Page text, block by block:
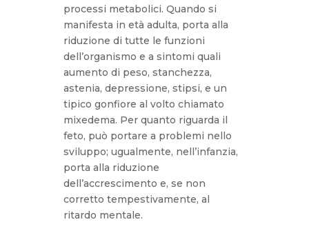
processi metabolici. Quando si
manifesta in età adulta, porta alla
riduzione di tutte le funzioni
dell’organismo e a sintomi quali
aumento di peso, stanchezza,
astenia, depressione, stipsi, e un
tipico gonfiore al volto chiamato
mixedema. Per quanto riguarda il
feto, può portare a problemi nello
sviluppo; ugualmente, nell’infanzia,
porta alla riduzione
dell’accrescimento e, se non
corretto tempestivamente, al
ritardo mentale.